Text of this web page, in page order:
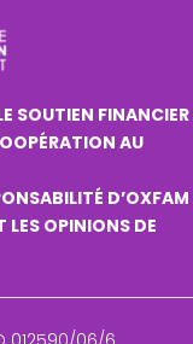
SOUTIEN FINANCIER
AU
D’OXFAM
LES OPINIONS DE